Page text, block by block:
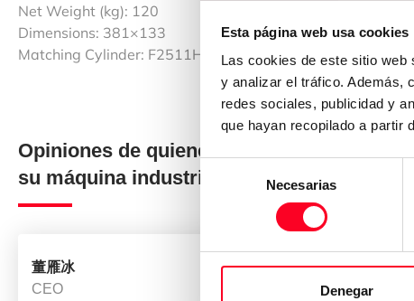
Esta página web usa cookies
Las cookies de este sitio web
y analizar el tráfico. Además,
redes sociales, publicidad y
que hayan recopilado a partir
Selección
de
consentimiento
Necesarias
Denegar
Net Weight (kg): 120
Dimensions: 381×133
Matching Cylinder: F2511H
Opiniones de quienes han comprado
su máquina industrial en 3Axis Group
董雁冰
CEO
Cillian
CEO